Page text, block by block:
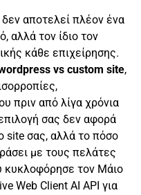
αποτελεί πλέον ένα
αλλά τον ίδιο τον
κάθε επιχείρησης.
vs custom site,
πριν από λίγα χρόνια
σας δεν αφορά
site σας, αλλά το πόσο
με τους πελάτες
κυκλοφόρησε τον Μάιο
Web Client AI API για